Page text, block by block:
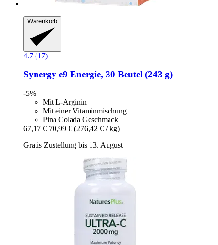
Warenkorb
4.7 (17)
Synergy e9 Energie, 30 Beutel (243 g)
-5%
Mit L-Arginin
Mit einer Vitaminmischung
Pina Colada Geschmack
67,17 € 70,99 € (276,42 € / kg)
Gratis Zustellung bis 13. August